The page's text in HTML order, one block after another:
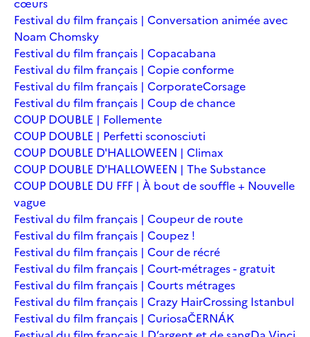
Festival du film français | Conversation animée avec
Noam Chomsky
Festival du film français | Copacabana
Festival du film français | Copie conforme
Festival du film français | CorporateCorsage
Festival du film français | Coup de chance
COUP DOUBLE | Follemente
COUP DOUBLE | Perfetti sconosciuti
COUP DOUBLE D'HALLOWEEN | Climax
COUP DOUBLE D'HALLOWEEN | The Substance
COUP DOUBLE DU FFF | À bout de souffle + Nouvelle
vague
Festival du film français | Coupeur de route
Festival du film français | Coupez !
Festival du film français | Cour de récré
Festival du film français | Court-métrages - gratuit
Festival du film français | Courts métrages
Festival du film français | Crazy HairCrossing Istanbul
Festival du film français | CuriosaČERNÁK